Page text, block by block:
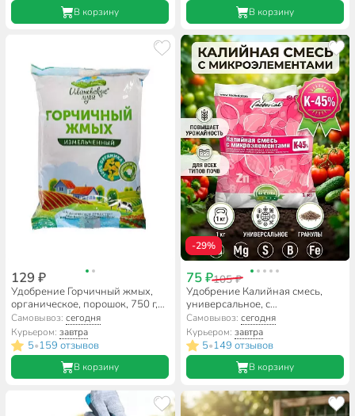
В корзину В корзину
129 ₽
Удобрение Горчичный жмых,
органическое, порошок, 750 г,
Ивановские луга
Самовывоз:сегодня
Курьером:завтра
5•159 отзывов
В корзину
-29%
75 ₽105 ₽
Удобрение Калийная смесь,
универсальное, с
микроэлементами,
минеральное, гранулы, 1 кг,
Factorial
Самовывоз: сегодня
Курьером: завтра
5•149 отзывов
В корзину